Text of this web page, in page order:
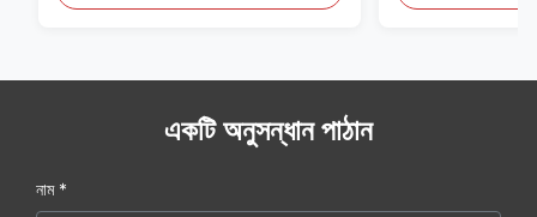
একটি অনুসন্ধান পাঠান
নাম *